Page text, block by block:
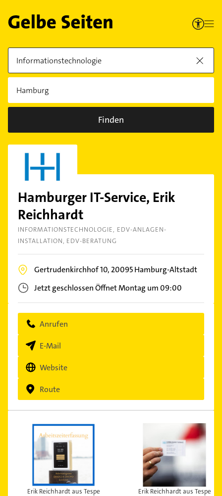
Finden
Hamburger IT-Service, Erik
Reichhardt
INFORMATIONSTECHNOLOGIE
EDV-ANLAGEN-
INSTALLATION EDV-BERATUNG
Gertrudenkirchhof 10, 20095Hamburg-Altstadt
Jetzt geschlossenÖffnet Montag um 09:00
Anrufen
E-Mail
Website
Route
Erik Reichhardt aus Tespe Erik Reichhardt aus Tespe